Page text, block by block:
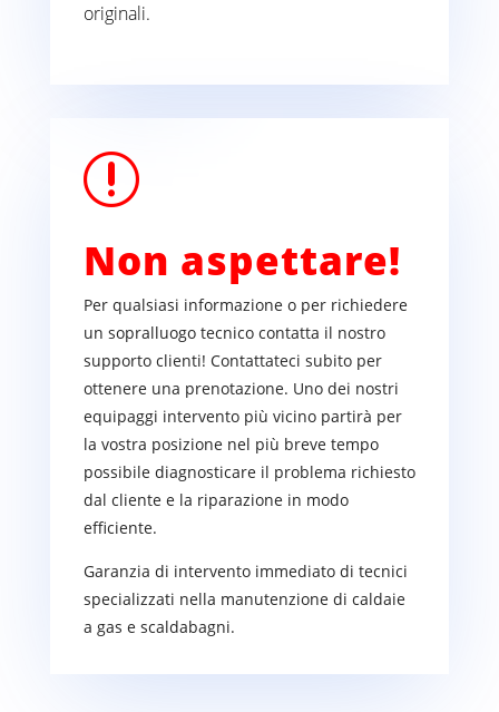
originali.
r
Non aspettare!
Per qualsiasi informazione o per richiedere
un sopralluogo tecnico contatta il nostro
supporto clienti! Contattateci subito per
ottenere una prenotazione. Uno dei nostri
equipaggi intervento più vicino partirà per
la vostra posizione nel più breve tempo
possibile diagnosticare il problema richiesto
dal cliente e la riparazione in modo
efficiente.
Garanzia di intervento immediato di tecnici
specializzati nella manutenzione di caldaie
a gas e scaldabagni.